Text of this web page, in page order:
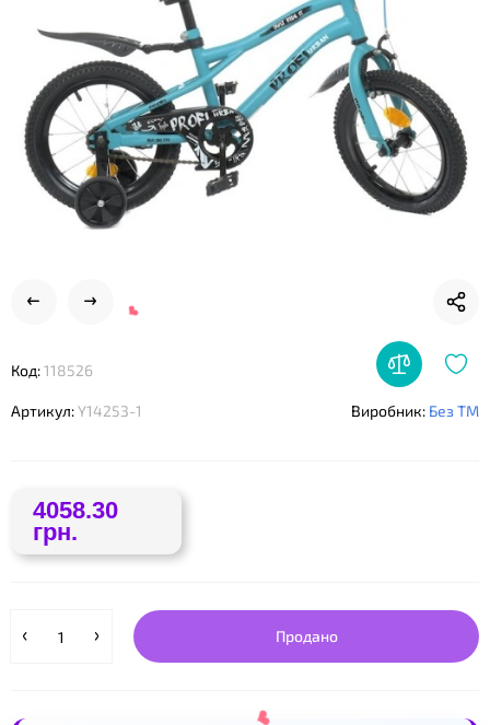
Код:118526
Артикул:Y14253-1 Виробник: Без ТМ
4058.30
грн.
Продано
❤